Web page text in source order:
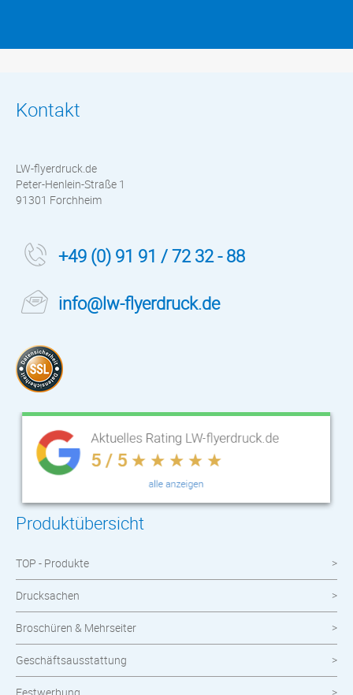
Kontakt
LW-flyerdruck.de
Peter-Henlein-Straße 1
91301 Forchheim
+49 (0) 91 91 / 72 32 - 88
info@lw-flyerdruck.de
Produktübersicht
TOP - Produkte
Drucksachen
Broschüren & Mehrseiter
Geschäftsausstattung